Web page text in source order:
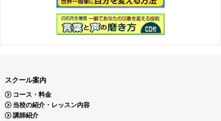
スクール案内
コース・料金
当校の紹介・レッスン内容
講師紹介